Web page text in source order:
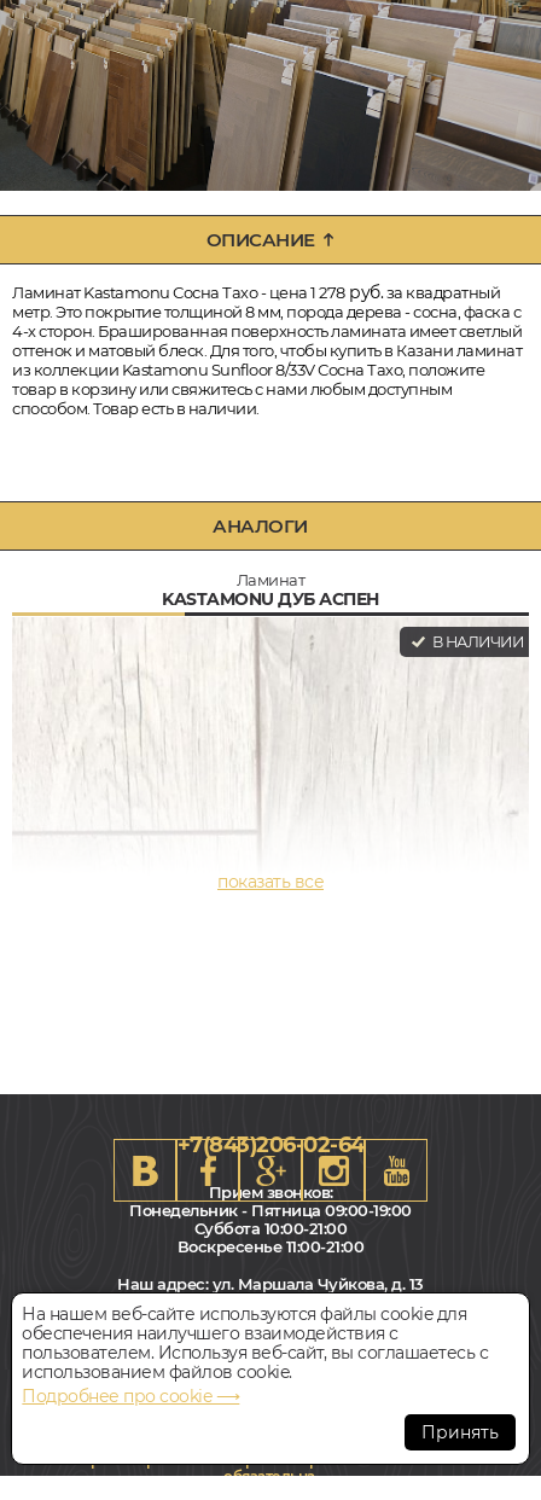
ОПИСАНИЕ
Ламинат Kastamonu Сосна Тахо - цена 1 278руб.за квадратный
метр. Это покрытие толщиной 8 мм, порода дерева - сосна, фаска с
4-х сторон. Брашированная поверхность ламината имеет светлый
оттенок и матовый блеск. Для того, чтобы купить в Казани ламинат
из коллекции Kastamonu Sunfloor 8/33V Сосна Тахо, положите
товар в корзину или свяжитесь с нами любым доступным
способом. Товар есть в наличии.
АНАЛОГИ
Ламинат
KASTAMONU ДУБ АСПЕН
В НАЛИЧИИ
Дуб, 33 класс, Однополосный, Водостойкий
Цена за 1 м² 1 278руб.
БЫСТРЫЙ ЗАКАЗ
Ламинат
+7(843)206-02-64
Прием звонков:
Понедельник - Пятница 09:00-19:00
Суббота 10:00-21:00
Воскресенье 11:00-21:00
Наш адрес:ул. Маршала Чуйкова, д. 13
Салон "Паркет Пол"
Всегда свободная парковка
© Интернет-магазин Polvamvdom.ru 2011-2026. Все права
При копировании материалов прямая ссылка на сайт
обязательна.
На нашем веб-сайте используются файлы cookie для
обеспечения наилучшего взаимодействия с
пользователем. Используя веб-сайт, вы соглашаетесь с
использованием файлов cookie.
Подробнее про cookie ⟶
Принять